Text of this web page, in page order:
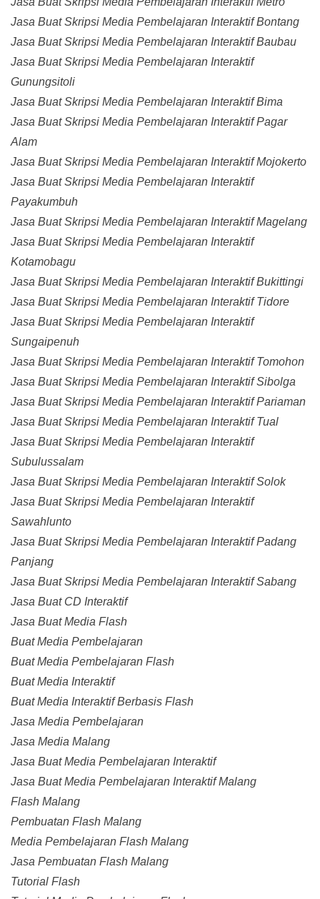
Jasa Buat Skripsi Media Pembelajaran Interaktif Bontang
Jasa Buat Skripsi Media Pembelajaran Interaktif Baubau
Jasa Buat Skripsi Media Pembelajaran Interaktif
Gunungsitoli
Jasa Buat Skripsi Media Pembelajaran Interaktif Bima
Jasa Buat Skripsi Media Pembelajaran Interaktif Pagar
Alam
Jasa Buat Skripsi Media Pembelajaran Interaktif Mojokerto
Jasa Buat Skripsi Media Pembelajaran Interaktif
Payakumbuh
Jasa Buat Skripsi Media Pembelajaran Interaktif Magelang
Jasa Buat Skripsi Media Pembelajaran Interaktif
Kotamobagu
Jasa Buat Skripsi Media Pembelajaran Interaktif Bukittingi
Jasa Buat Skripsi Media Pembelajaran Interaktif Tidore
Jasa Buat Skripsi Media Pembelajaran Interaktif
Sungaipenuh
Jasa Buat Skripsi Media Pembelajaran Interaktif Tomohon
Jasa Buat Skripsi Media Pembelajaran Interaktif Sibolga
Jasa Buat Skripsi Media Pembelajaran Interaktif Pariaman
Jasa Buat Skripsi Media Pembelajaran Interaktif Tual
Jasa Buat Skripsi Media Pembelajaran Interaktif
Subulussalam
Jasa Buat Skripsi Media Pembelajaran Interaktif Solok
Jasa Buat Skripsi Media Pembelajaran Interaktif
Sawahlunto
Jasa Buat Skripsi Media Pembelajaran Interaktif Padang
Panjang
Jasa Buat Skripsi Media Pembelajaran Interaktif Sabang
Jasa Buat CD Interaktif
Jasa Buat Media Flash
Buat Media Pembelajaran
Buat Media Pembelajaran Flash
Buat Media Interaktif
Buat Media Interaktif Berbasis Flash
Jasa Media Pembelajaran
Jasa Media Malang
Jasa Buat Media Pembelajaran Interaktif
Jasa Buat Media Pembelajaran Interaktif Malang
Flash Malang
Pembuatan Flash Malang
Media Pembelajaran Flash Malang
Jasa Pembuatan Flash Malang
Tutorial Flash